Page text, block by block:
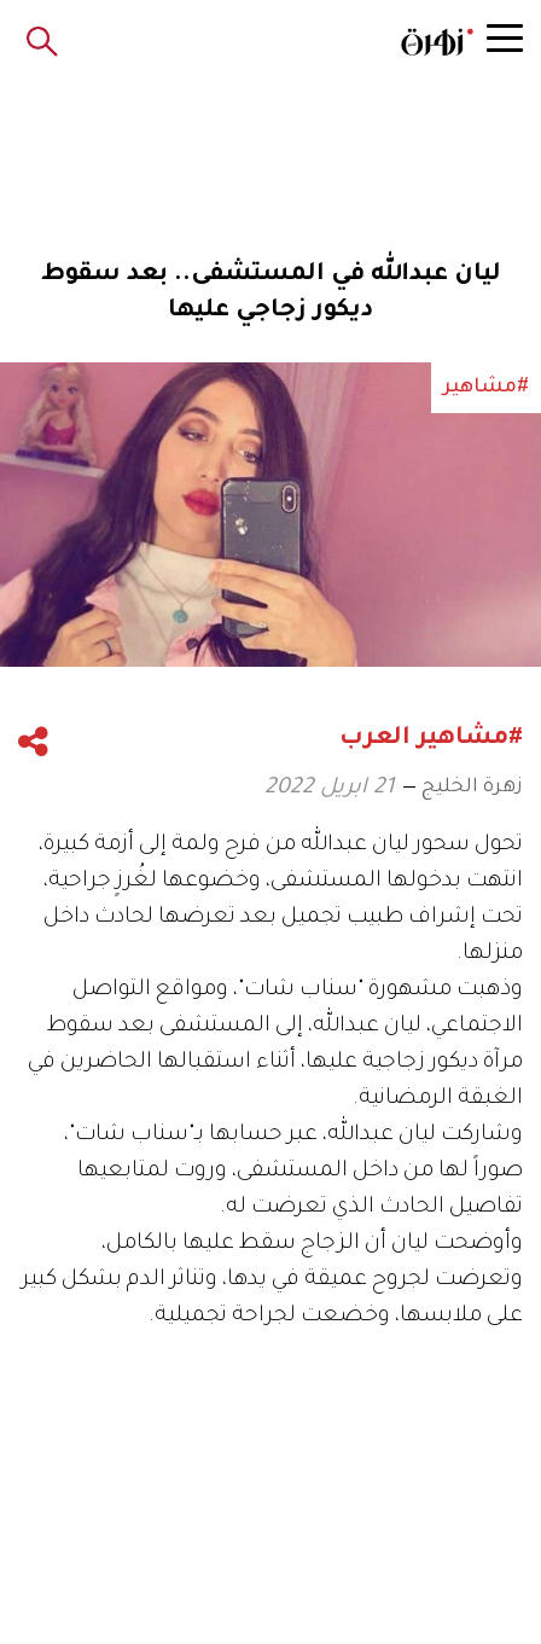
ليان عبدالله في المستشفى.. بعد سقوط
ديكور زجاجي عليها
#مشاهير
#مشاهير العرب
زهرة الخليج 21 ابريل 2022
تحول سحور ليان عبدالله من فرح ولمة إلى أزمة كبيرة،
انتهت بدخولها المستشفى، وخضوعها لغُرزٍ جراحية،
تحت إشراف طبيب تجميل بعد تعرضها لحادث داخل
منزلها.
وذهبت مشهورة "سناب شات"، ومواقع التواصل
الاجتماعي، ليان عبدالله، إلى المستشفى بعد سقوط
مرآة ديكور زجاجية عليها، أثناء استقبالها الحاضرين في
الغبقة الرمضانية.
وشاركت ليان عبدالله، عبر حسابها بـ"سناب شات"،
صوراً لها من داخل المستشفى، وروت لمتابعيها
تفاصيل الحادث الذي تعرضت له.
وأوضحت ليان أن الزجاج سقط عليها بالكامل،
وتعرضت لجروح عميقة في يدها، وتناثر الدم بشكل كبير
على ملابسها، وخضعت لجراحة تجميلية.